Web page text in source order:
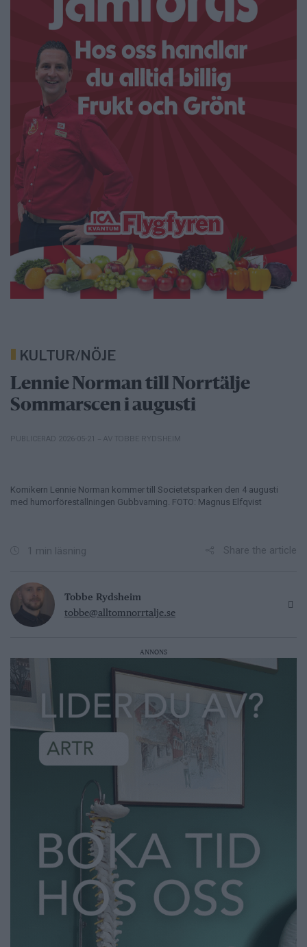
KULTUR/NÖJE
Lennie Norman till Norrtälje
Sommarscen i augusti
PUBLICERAD 2026-05-21 – AV TOBBE RYDSHEIM
Komikern Lennie Norman kommer till Societetsparken den 4 augusti
med humorföreställningen Gubbvarning. FOTO: Magnus Elfqvist
1 min läsning Share the article
Tobbe Rydsheim
tobbe@alltomnorrtalje.se
ANNONS